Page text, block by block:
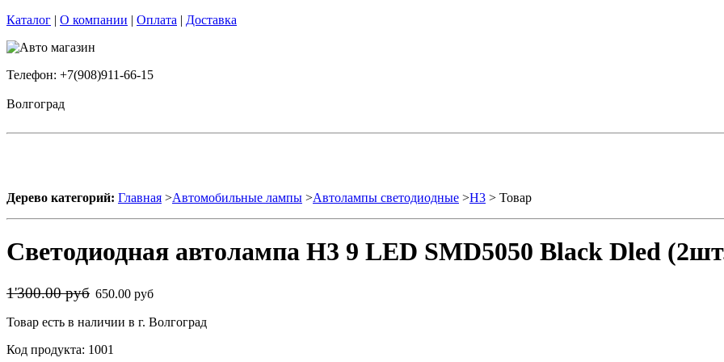
Каталог | О компании | Оплата | Доставка
Телефон: +7(908)911-66-15
Волгоград
Дерево категорий: Главная >Автомобильные лампы >Автолампы светодиодные >H3 > Товар
Светодиодная автолампа H3 9 LED SMD5050 Black Dled
1'300.00 руб 650.00 руб
Товар есть в наличии в г. Волгоград
Код продукта: 1001